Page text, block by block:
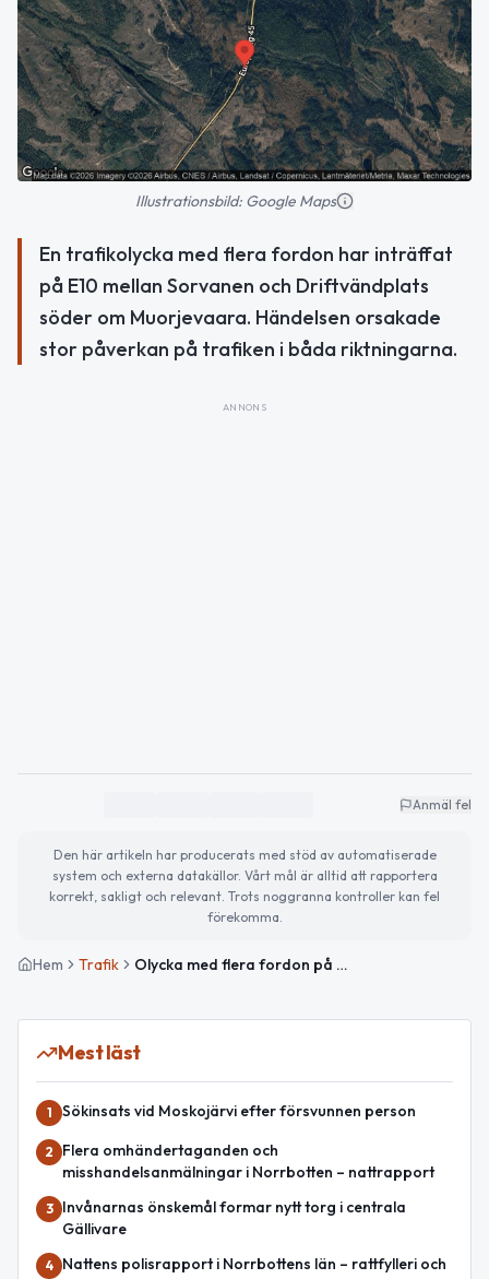
Illustrationsbild: Google Maps
En trafikolycka med flera fordon har inträffat
på E10 mellan Sorvanen och Driftvändplats
söder om Muorjevaara. Händelsen orsakade
stor påverkan på trafiken i båda riktningarna.
ANNONS
Anmäl fel
Den här artikeln har producerats med stöd av automatiserade
system och externa datakällor. Vårt mål är alltid att rapportera
korrekt, sakligt och relevant. Trots noggranna kontroller kan fel
förekomma.
Hem Trafik Olycka med flera fordon på E10 söder om Muorjevaara
Mest läst
1 Sökinsats vid Moskojärvi efter försvunnen person
2
Flera omhändertaganden och
misshandelsanmälningar i Norrbotten – nattrapport
3
Invånarnas önskemål formar nytt torg i centrala
Gällivare
4
Nattens polisrapport i Norrbottens län – rattfylleri och